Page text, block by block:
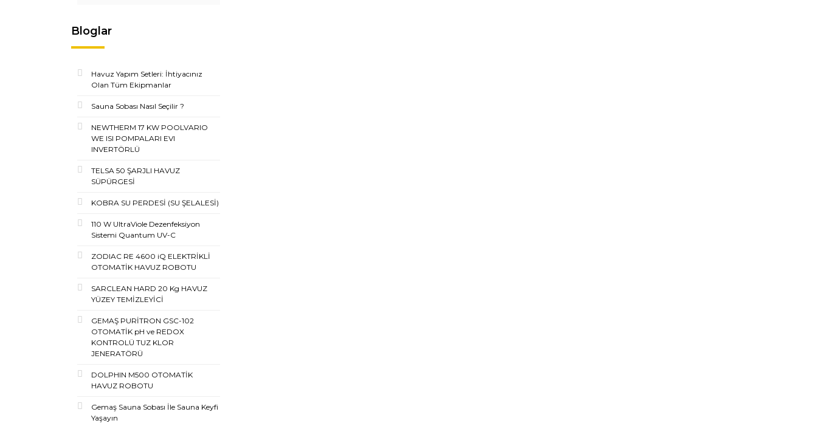
Bloglar
Havuz Yapım Setleri: İhtiyacınız
Olan Tüm Ekipmanlar
Sauna Sobası Nasıl Seçilir ?
NEWTHERM 17 KW POOLVARIO
WE ISI POMPALARI EVI
INVERTÖRLÜ
TELSA 50 ŞARJLI HAVUZ
SÜPÜRGESİ
KOBRA SU PERDESİ (SU ŞELALESİ)
110 W UltraViole Dezenfeksiyon
Sistemi Quantum UV-C
ZODIAC RE 4600 iQ ELEKTRİKLİ
OTOMATİK HAVUZ ROBOTU
SARCLEAN HARD 20 Kg HAVUZ
YÜZEY TEMİZLEYİCİ
GEMAŞ PURİTRON GSC-102
OTOMATİK pH ve REDOX
KONTROLÜ TUZ KLOR
JENERATÖRÜ
DOLPHIN M500 OTOMATİK
HAVUZ ROBOTU
Gemaş Sauna Sobası İle Sauna Keyfi
Yaşayın